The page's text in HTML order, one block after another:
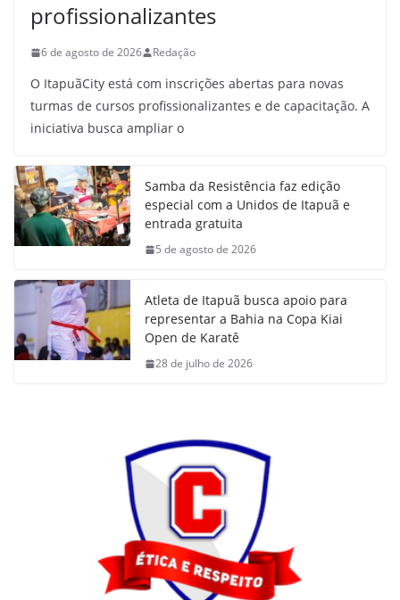
profissionalizantes
6 de agosto de 2026 Redação
O ItapuãCity está com inscrições abertas para novas
turmas de cursos profissionalizantes e de capacitação. A
iniciativa busca ampliar o
Samba da Resistência faz edição
especial com a Unidos de Itapuã e
entrada gratuita
5 de agosto de 2026
Atleta de Itapuã busca apoio para
representar a Bahia na Copa Kiai
Open de Karatê
28 de julho de 2026